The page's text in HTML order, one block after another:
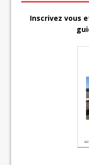
Inscrivez vous